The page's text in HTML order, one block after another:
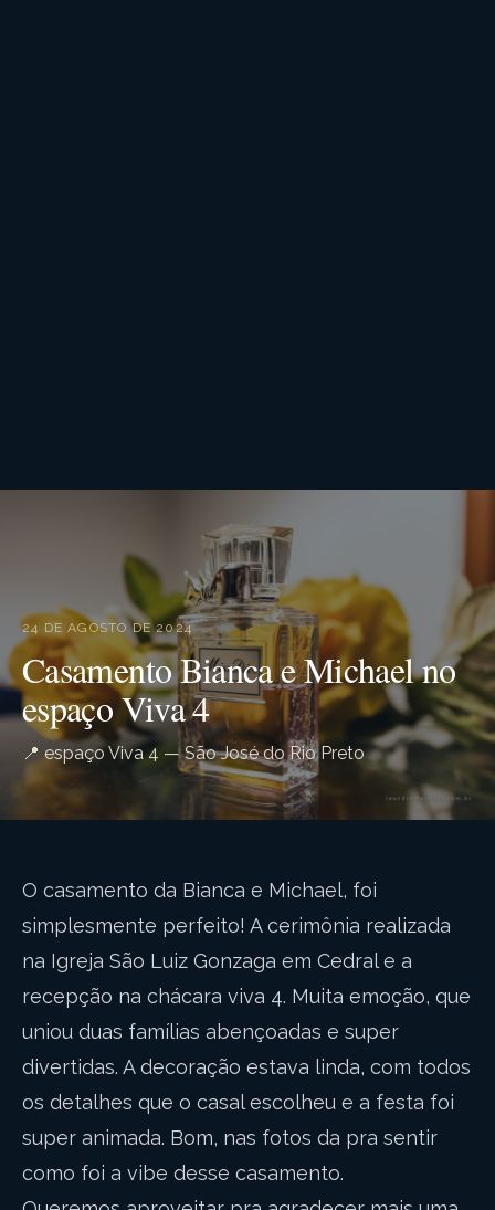
24 DE AGOSTO DE 2024
Casamento Bianca e Michael no
espaço Viva 4
📍 espaço Viva 4 — São José do Rio Preto
O casamento da Bianca e Michael, foi
simplesmente perfeito! A cerimônia realizada
na Igreja São Luiz Gonzaga em Cedral e a
recepção na chácara viva 4. Muita emoção, que
uniou duas famílias abençoadas e super
divertidas. A decoração estava linda, com todos
os detalhes que o casal escolheu e a festa foi
super animada. Bom, nas fotos da pra sentir
como foi a vibe desse casamento.